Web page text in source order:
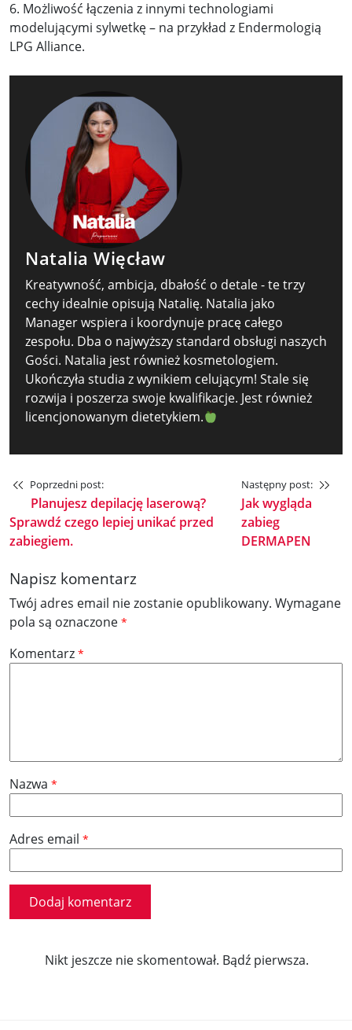
6. Możliwość łączenia z innymi technologiami
modelującymi sylwetkę – na przykład z Endermologią
LPG Alliance.
Natalia Więcław
Kreatywność, ambicja, dbałość o detale - te trzy
cechy idealnie opisują Natalię. Natalia jako
Manager wspiera i koordynuje pracę całego
zespołu. Dba o najwyższy standard obsługi naszych
Gości. Natalia jest również kosmetologiem.
Ukończyła studia z wynikiem celującym! Stale się
rozwija i poszerza swoje kwalifikacje. Jest również
licencjonowanym dietetykiem.
Poprzedni post:
Planujesz depilację laserową?
Sprawdź czego lepiej unikać przed
zabiegiem.
Następny post:
Jak wygląda
zabieg
DERMAPEN
Napisz komentarz
Twój adres email nie zostanie opublikowany. Wymagane
pola są oznaczone *
Komentarz *
Nazwa *
Adres email *
Nikt jeszcze nie skomentował. Bądź pierwsza.